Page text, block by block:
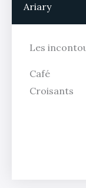
Ariary
Les
Café
Croisants